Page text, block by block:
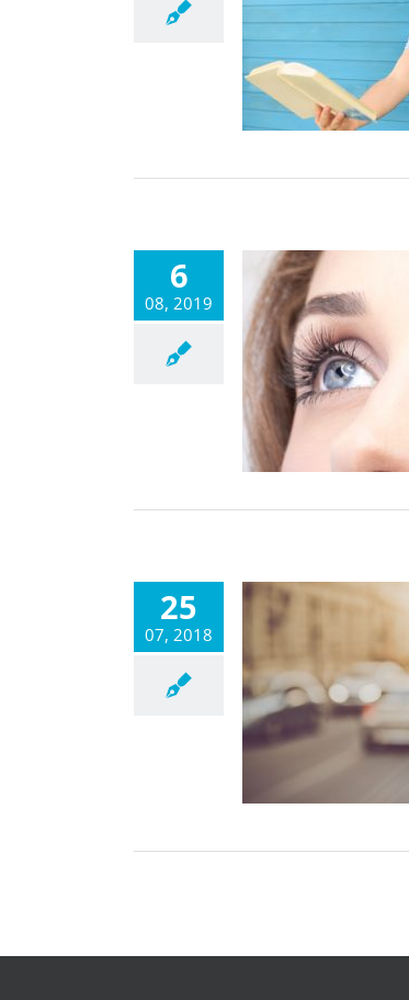
6
08, 2019
25
07, 2018